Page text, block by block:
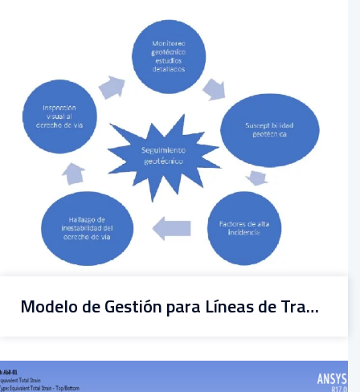
Modelo de Gestión para Líneas de Transporte Relacionadas con Geoamenazas